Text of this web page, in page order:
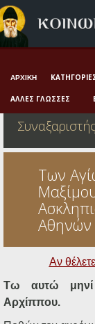
Αρχική
Πνευματική ζωή
Λατρεία και
Πατερικό
Αγιολόγιο –
Γέροντες
Η πίστη στην
Ορθόδοξη
Ορθόδοξο
Σκέψεις-
Ηχητικά
ΑΡΧΙΚΉ
ΆΛΛΕΣ ΓΛΏΣΣΕΣ
Των
Αθηνών
Αν
Τω αυτώ μηνί
Αρχίππου.